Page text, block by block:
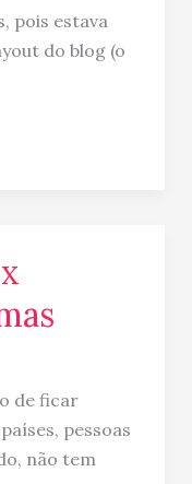
pois estava
do blog (o
de ficar
pessoas
não tem